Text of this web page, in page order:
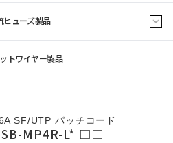
ヒューズ製品
トワイヤー製品
SF/UTP パッチコード
SB-MP4R-L* □□